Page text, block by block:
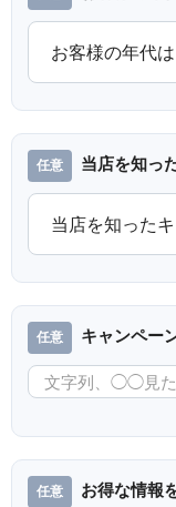
当店を知っ
キャンペー
お得な情報